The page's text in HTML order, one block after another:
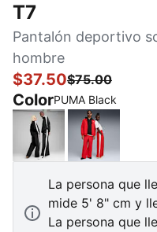
T7
Pantalón deportivo
hombre
$37.50$75.00
ColorPUMA Black
PUMA BlackFor All
La persona que
mide 5' 8" cm y
La persona que